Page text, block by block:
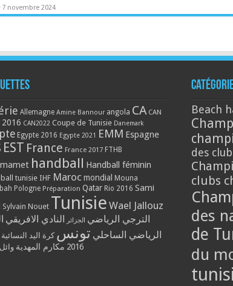
7 novembre 2024
Allemagne Amine Bannour angola CA CAN
2016 CAN2022 Coupe de Tunisie Danemark
Egypte 2016 Egypte 2021 EMM Espagne
EST France France 2017 FTHB
handball Handball féminin
tunisie IHF Maroc mondial
Mouna
Pologne Préparation Qatar Rio 2016 Sami
Sylvain Nouet Tunisie Wael Jallouz
الترجي الرياضي الجزائر النادي الافريقي
الرياضي الساحلي تونس كرة اليد النسائية
2016 مكارم المهدية
Beach
des
clubs
des
de
du